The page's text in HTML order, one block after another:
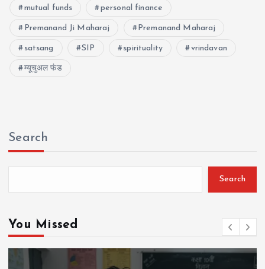
mutual funds personal finance
Premanand Ji Maharaj Premanand Maharaj
satsang SIP spirituality vrindavan
म्यूचुअल फंड
Search
Search
You Missed